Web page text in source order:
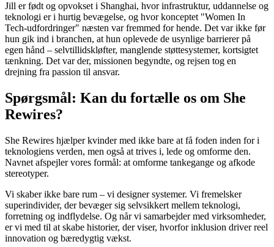
Jill er født og opvokset i Shanghai, hvor infrastruktur, uddannelse og
teknologi er i hurtig bevægelse, og hvor konceptet "Women In
Tech-udfordringer" næsten var fremmed for hende. Det var ikke før
hun gik ind i branchen, at hun oplevede de usynlige barrierer på
egen hånd – selvtillidskløfter, manglende støttesystemer, kortsigtet
tænkning. Det var der, missionen begyndte, og rejsen tog en
drejning fra passion til ansvar.
Spørgsmål: Kan du fortælle os om She
Rewires?
She Rewires hjælper kvinder med ikke bare at få foden inden for i
teknologiens verden, men også at trives i, lede og omforme den.
Navnet afspejler vores formål: at omforme tankegange og afkode
stereotyper.
Vi skaber ikke bare rum – vi designer systemer. Vi fremelsker
superindivider, der bevæger sig selvsikkert mellem teknologi,
forretning og indflydelse. Og når vi samarbejder med virksomheder,
er vi med til at skabe historier, der viser, hvorfor inklusion driver reel
innovation og bæredygtig vækst.